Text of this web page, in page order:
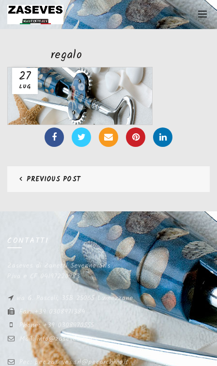
27
LUG
regalo
PREVIOUS POST
CONTATTI
Zaseves di Zanetti Severino Srls
P.iva e CF 04197220983
via G. Pascoli, 35B 25065 Lumezzane
Fax: +39 0308971384
Phone: +39 0308970555
Mail: info@zaseves.com
Pec: pec.zaseves.srl@pecarchivio.it